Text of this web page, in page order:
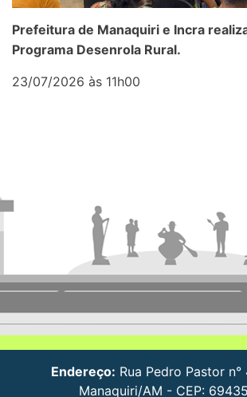
Prefeitura de Manaquiri e Incra
Programa Desenrola Rural.
23/07/2026 às 11h00
Endereço: Rua Pedro Pastor n°
Manaquiri/AM - CEP: